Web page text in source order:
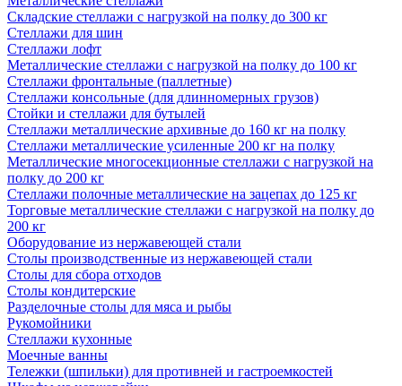
Складские стеллажи с нагрузкой на полку до 300 кг
Стеллажи для шин
Стеллажи лофт
Металлические стеллажи с нагрузкой на полку до 100 кг
Стеллажи фронтальные (паллетные)
Стеллажи консольные (для длинномерных грузов)
Стойки и стеллажи для бутылей
Стеллажи металлические архивные до 160 кг на полку
Стеллажи металлические усиленные 200 кг на полку
Металлические многосекционные стеллажи с нагрузкой на
полку до 200 кг
Стеллажи полочные металлические на зацепах до 125 кг
Торговые металлические стеллажи с нагрузкой на полку до
200 кг
Оборудование из нержавеющей стали
Столы производственные из нержавеющей стали
Столы для сбора отходов
Столы кондитерские
Разделочные столы для мяса и рыбы
Рукомойники
Стеллажи кухонные
Моечные ванны
Тележки (шпильки) для противней и гастроемкостей